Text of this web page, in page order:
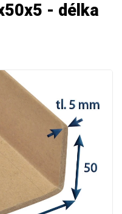
- délka